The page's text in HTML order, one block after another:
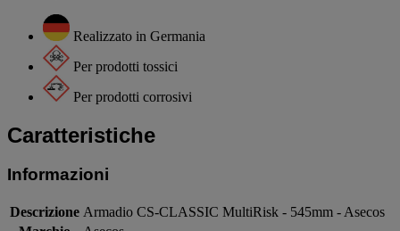
Realizzato in Germania
Per prodotti tossici
Per prodotti corrosivi
Caratteristiche
Informazioni
Descrizione Armadio CS-CLASSIC MultiRisk - 545mm - Asecos